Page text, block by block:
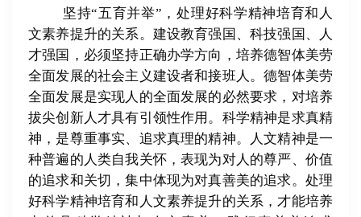
坚持“五育并举”，处理好科学精神培育和人
文素养提升的关系。建设教育强国、科技强国、人
才强国，必须坚持正确办学方向，培养德智体美劳
全面发展的社会主义建设者和接班人。德智体美劳
全面发展是实现人的全面发展的必然要求，对培养
拔尖创新人才具有引领性作用。科学精神是求真精
神，是尊重事实、追求真理的精神。人文精神是一
种普遍的人类自我关怀，表现为对人的尊严、价值
的追求和关切，集中体现为对真善美的追求。处理
好科学精神培育和人文素养提升的关系，才能培养